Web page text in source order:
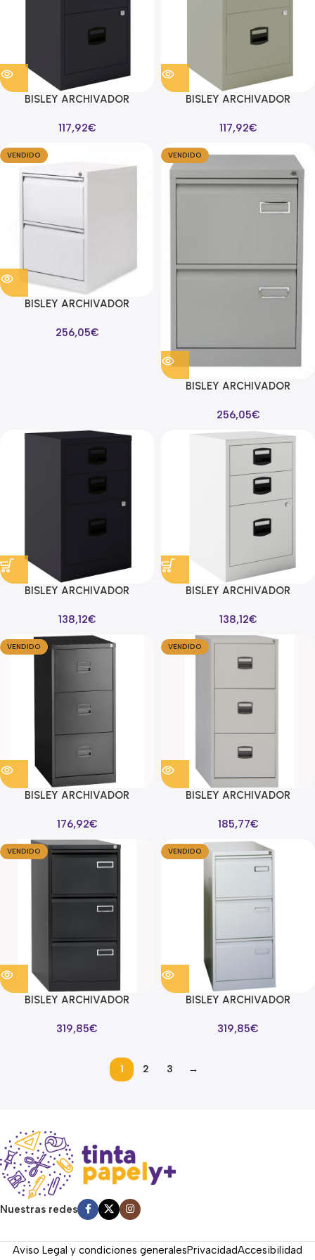
BISLEY ARCHIVADOR
ARCHIVO CARPETAS
ANTRACITA
117,92€
BISLEY ARCHIVADOR
ARCHIVO CARPETAS
GRIS
117,92€
VENDIDO
BISLEY ARCHIVADOR
ARCHIVO CARPETAS
256,05€
VENDIDO
BISLEY ARCHIVADOR
ARCHIVO CARPETAS
COLGANTES A4/FOLIO+
FONDO 62CM GRIS
256,05€
BISLEY ARCHIVADOR
PERSONALES + 1 CAJÓN
ARCHIVO A4 FONDO 40CM
ANTRACITA
138,12€
BISLEY ARCHIVADOR
PERSONALES + 1 CAJÓN
ARCHIVO A4 FONDO 40CM
138,12€
VENDIDO
BISLEY ARCHIVADOR
ARCHIVO CARPETAS
COLGANTES A4 FONDO 40CM
ANTRACITA
176,92€
VENDIDO
BISLEY ARCHIVADOR
ARCHIVO CARPETAS
COLGANTES A4 FONDO 40CM
GRIS
185,77€
VENDIDO
BISLEY ARCHIVADOR
ARCHIVO CARPETAS
FONDO 62CM ANTRACITA
319,85€
VENDIDO
BISLEY ARCHIVADOR
ARCHIVO CARPETAS
319,85€
1 2 3 →
Nuestras redes
Aviso Legal y condiciones generalesPrivacidadAccesibilidad